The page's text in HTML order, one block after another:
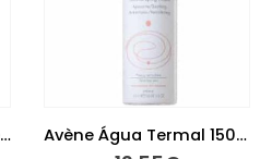
Avène Água Termal 150ml